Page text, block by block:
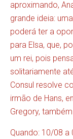
aproximando,
grande ideia:
poderá ter a
para Elsa, que,
um rei, pois
solitariamente
Consul resolve
irmão de Hans,
Gregory,
Quando: 10/08